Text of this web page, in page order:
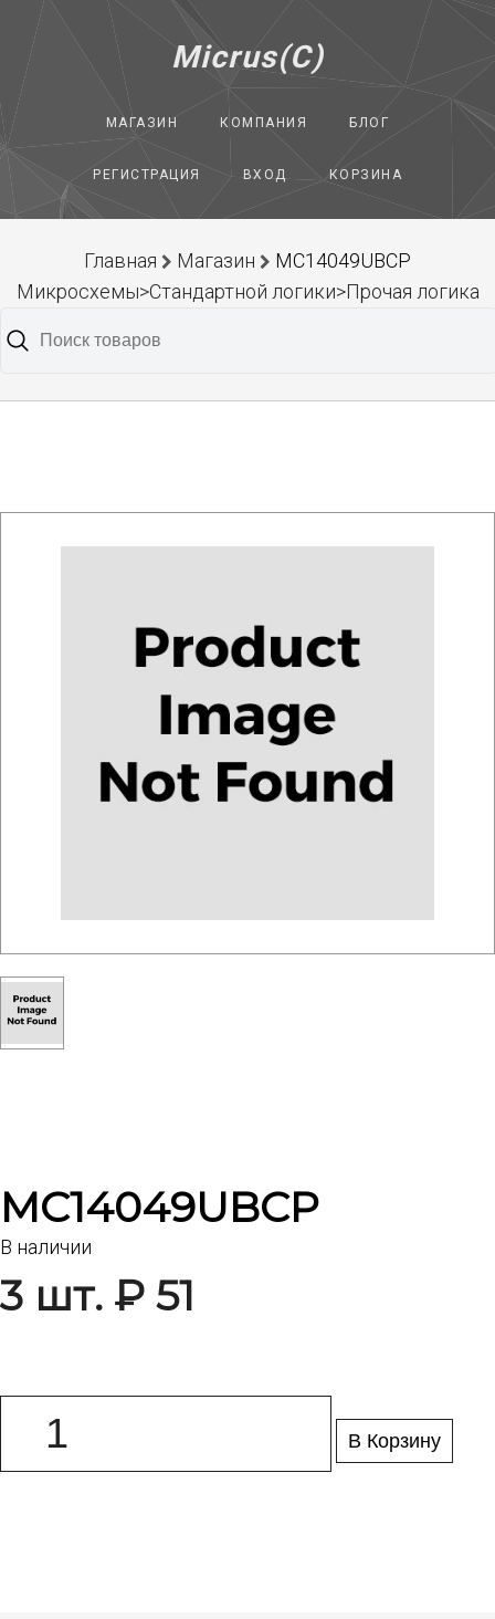
Micrus(C)
МАГАЗИН КОМПАНИЯ БЛОГ
РЕГИСТРАЦИЯ ВХОД КОРЗИНА
Главная Магазин
MC14049UBCP
Микросхемы>Стандартной логики>Прочая логика
MC14049UBCP
В наличии
3 шт. ₽ 51
В Корзину